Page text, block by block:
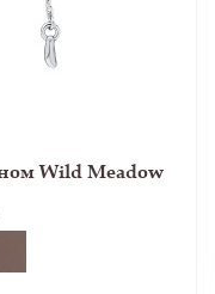
Wild Meadow